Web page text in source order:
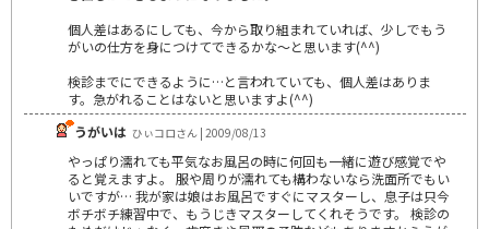
個人差はあるにしても、今から取り組まれていれば、少しでもう
がいの仕方を身につけてできるかな～と思います(^^)
検診までにできるように…と言われていても、個人差はありま
す。急がれることはないと思いますよ(^^)
うがいは ひぃコロさん | 2009/08/13
やっぱり濡れても平気なお風呂の時に何回も一緒に遊び感覚でや
ると覚えますよ。 服や周りが濡れても構わないなら洗面所でもい
いですが… 我が家は娘はお風呂ですぐにマスターし、息子は只今
ボチボチ練習中で、もうじきマスターしてくれそうです。 検診の